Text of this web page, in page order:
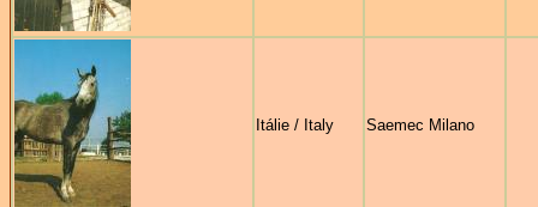
Itálie / Italy Saemec Milano